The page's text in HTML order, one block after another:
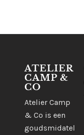
ATELIER
CAMP &
CO
Atelier Camp
& Co is een
goudsmidatelier